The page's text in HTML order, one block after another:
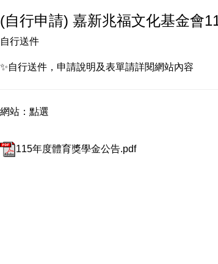
(自行申請) 嘉新兆福文化基金會
自行送件
✨自行送件，申請說明及表單請詳閱網站內容
網站： 點選
115年度體育獎學金公告.pdf